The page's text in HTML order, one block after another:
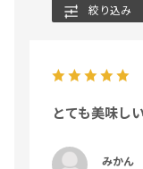
絞り込み
とても美味し
みかん